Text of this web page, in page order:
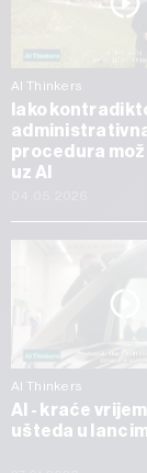
AI Thinkers
Iako
procedura
uz AI
AI Thinkers
AI - kraće
ušteda u